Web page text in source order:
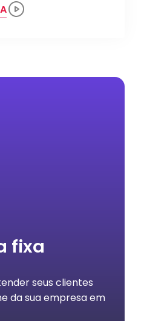
fixa
seus clientes
da sua empresa em